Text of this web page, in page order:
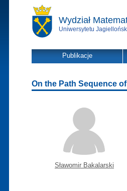
Wydział
Uniwersytetu
Publikacje
On the Path Sequence
Sławomir Bakalarski